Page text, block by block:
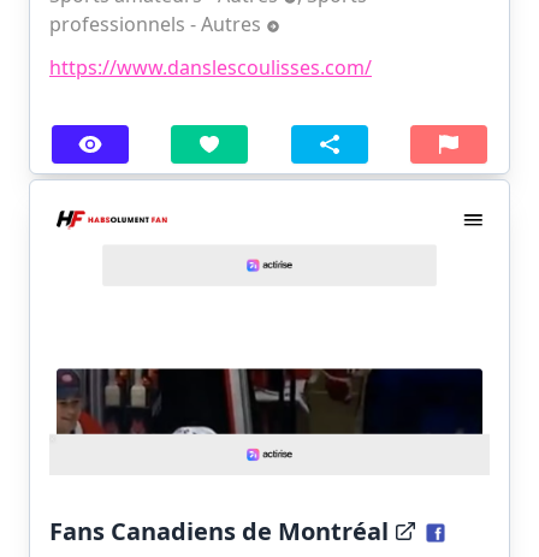
professionnels - Autres
https://www.danslescoulisses.com/
Fans Canadiens de Montréal